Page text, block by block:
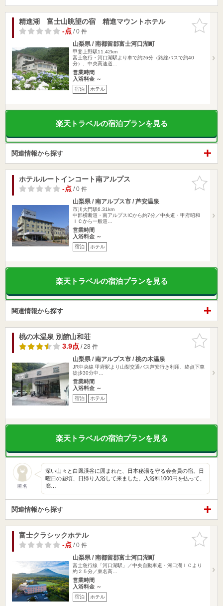
お気に入
りに追加
精進湖 富士山眺望の宿 精進マウントホテル
-点/ 0 件
山梨県 / 南都留郡富士河口湖町
甲斐上野駅11.42km
富士急行・河口湖駅より車で約26分（路線バスで約40
分）、中央高速道…
営業時間
入浴料金 ～
宿泊 ホテル
楽天トラベルの宿泊プランを見る
関連情報から探す
お気に入
りに追加
ホテルルートインコート南アルプス
-点/ 0 件
山梨県 / 南アルプス市 / 芦安温泉
市川大門駅6.31km
中部横断道・南アルプスICから約7分／中央道・甲府昭和
ＩＣから一般道…
営業時間
入浴料金 ～
宿泊 ホテル
楽天トラベルの宿泊プランを見る
関連情報から探す
お気に入
りに追加
桃の木温泉 別館山和荘
3.9点/ 28 件
山梨県 / 南アルプス市 / 桃の木温泉
JR中央線 甲府駅より山梨交通バス芦安行き利用、終点下車
徒歩30分中…
営業時間
入浴料金 ～
宿泊 ホテル
楽天トラベルの宿泊プランを見る
匿名
深い山々と白鳳渓谷に囲まれた、日本秘湯を守る会会員の宿。日
曜日の昼頃、日帰り入浴して来ました。入浴料1000円を払って、
廊…
関連情報から探す
お気に入
りに追加
富士クラシックホテル
-点/ 0 件
山梨県 / 南都留郡富士河口湖町
富士急行線「河口湖駅」／中央自動車道・河口湖ＩＣより
約２５分／東名高…
営業時間
入浴料金 ～
宿泊 ホテル